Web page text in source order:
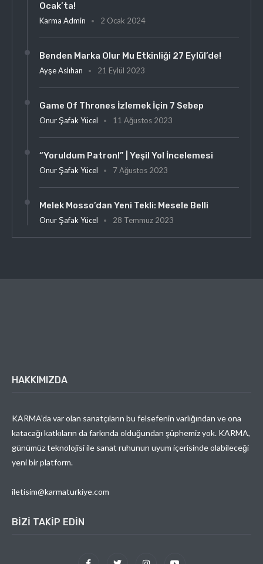
Ocak’ta!
Karma Admin 2 Ocak 2024
Benden Marka Olur Mu Etkinliği 27 Eylül’de!
Ayşe Aslıhan 21 Eylül 2023
Game Of Thrones İzlemek İçin 7 Sebep
Onur Şafak Yücel 11 Ağustos 2023
“Yoruldum Patron!” | Yeşil Yol İncelemesi
Onur Şafak Yücel 7 Ağustos 2023
Melek Mosso’dan Yeni Tekli: Mesele Belli
Onur Şafak Yücel 28 Temmuz 2023
HAKKIMIZDA
KARMA’da var olan sanatçıların bu felsefenin varlığından ve ona
katacağı katkıların da farkında olduğundan şüphemiz yok. KARMA,
günümüz teknolojisi ile sanat ruhunun uyum içerisinde olabileceği
yeni bir platform.
iletisim@karmaturkiye.com
BIZI TAKIP EDIN